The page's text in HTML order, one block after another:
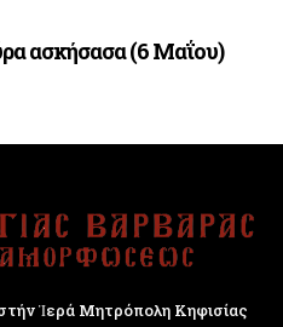
ασκήσασα (6 Μαΐου)
Ἱερά Μητρόπολη Κηφισίας